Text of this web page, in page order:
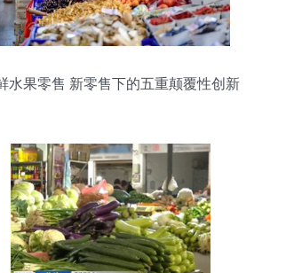
水果零售 新零售下的五重颠覆性创新